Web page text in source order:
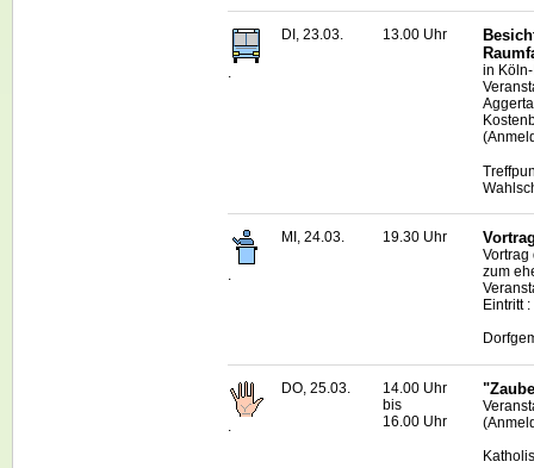
.
DI, 23.03. 13.00 Uhr
in
.
MI, 24.03. 19.30 Uhr
zum
Eintritt
.
DO, 25.03.
14.00 Uhr
bis
16.00 Uhr